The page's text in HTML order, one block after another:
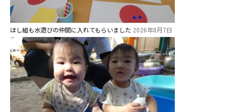
ほし組も水遊びの仲間に入れてもらいました 2026年8月7日
給⾷
課外教室
理事長のことば
教育と保育
美⽊多幼稚園の理想
園の1⽇